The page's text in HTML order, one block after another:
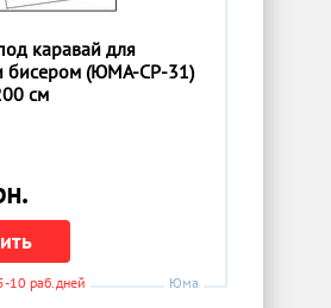
каравай для
бисером (ЮМА-СР-31)
см
10 раб.дней Юма